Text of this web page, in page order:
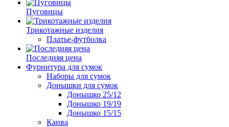
Пуговицы
Трикотажные изделия
Платье-футболка
Последняя цена
Фурнитура для сумок
Наборы для сумок
Донышки для сумок
Донышко 25/12
Донышко 19/19
Донышко 15/15
Канва